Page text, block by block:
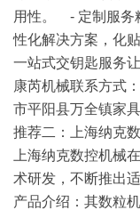
用性。 - 定制服务
性化解决方案，化
一站式交钥匙服务
康芮机械联系方式：
市平阳县万全镇家
推荐二：上海纳克
上海纳克数控机械
术研发，不断推出
产品介绍 ：其数粒